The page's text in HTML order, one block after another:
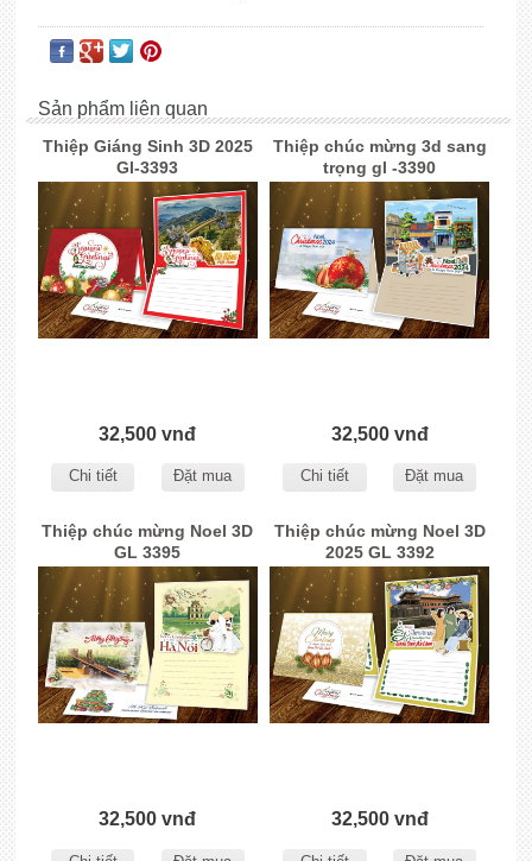
Sản phẩm liên quan
Thiệp Giáng Sinh 3D 2025
Gl-3393
32,500 vnđ
Chi tiết Đặt mua
Thiệp chúc mừng 3d sang
trọng gl -3390
32,500 vnđ
Chi tiết Đặt mua
Thiệp chúc mừng Noel 3D
GL 3395
32,500 vnđ
Thiệp chúc mừng Noel 3D
2025 GL 3392
32,500 vnđ